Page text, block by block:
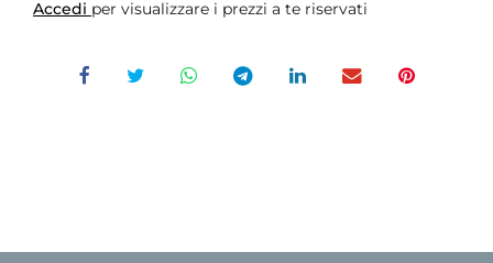
Accedi per visualizzare i prezzi a te riservati